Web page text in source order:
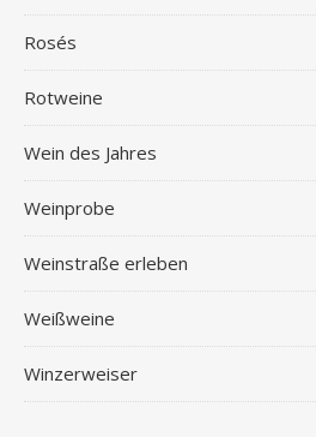
Rosés
Rotweine
Wein des Jahres
Weinprobe
Weinstraße erleben
Weißweine
Winzerweiser